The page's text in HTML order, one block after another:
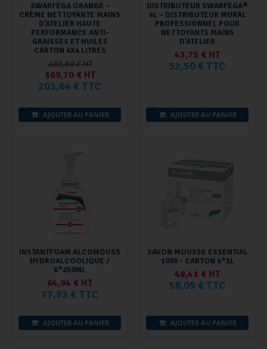
SWARFEGA ORANGE –
CRÈME NETTOYANTE MAINS
D’ATELIER HAUTE
PERFORMANCE ANTI-
GRAISSES ET HUILES
CARTON 4X4 LITRES
188,60 € HT
169,70 € HT
203,64 € TTC
AJOUTER AU PANIER
DISTRIBUTEUR SWARFEGA®
4L – DISTRIBUTEUR MURAL
PROFESSIONNEL POUR
NETTOYANTS MAINS
D’ATELIER
43,75 € HT
52,50 € TTC
AJOUTER AU PANIER
INSTANTFOAM ALCOMOUSS
HYDROALCOOLIQUE /
6*250ML
64,94 € HT
77,93 € TTC
AJOUTER AU PANIER
SAVON MOUSSE ESSENTIAL
1000 - CARTON 6*1L
48,41 € HT
58,09 € TTC
AJOUTER AU PANIER